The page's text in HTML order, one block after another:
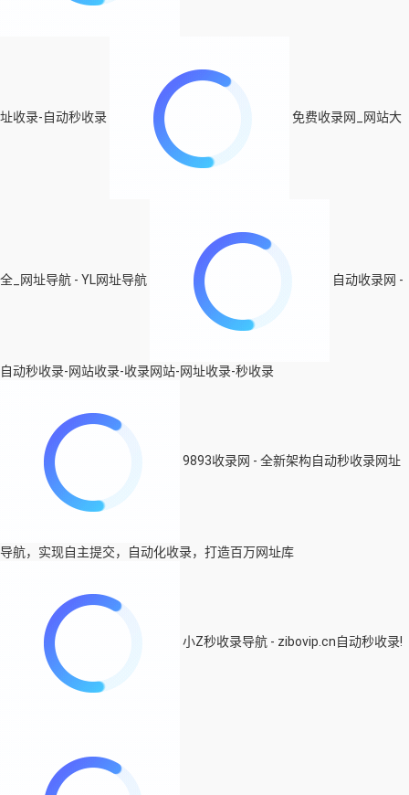
址收录-自动秒收录 免费收录网_网站大
全_网址导航 - YL网址导航 自动收录网 -
自动秒收录-网站收录-收录网站-网址收录-秒收录
9893收录网 - 全新架构自动秒收录网址
导航，实现自主提交，自动化收录，打造百万网址库
小Z秒收录导航 - zibovip.cn自动秒收录!